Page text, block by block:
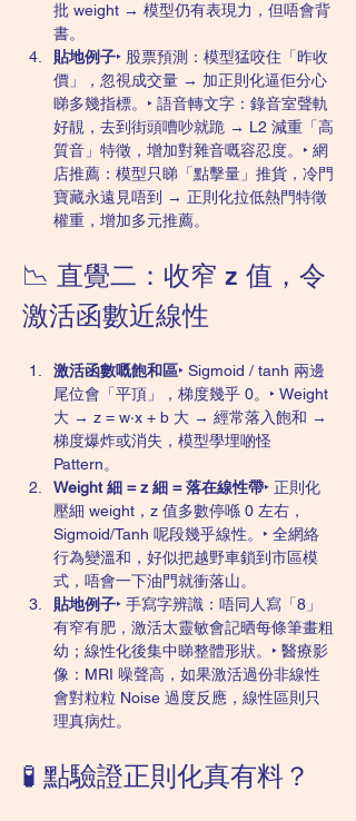
批 weight → 模型仍有表現力，但唔會背
書。
貼地例子‣ 股票預測：模型猛咬住「昨收
價」，忽視成交量 → 加正則化逼佢分心
睇多幾指標。‣ 語音轉文字：錄音室聲軌
好靚，去到街頭嘈吵就跪 → L2 減重「高
質音」特徵，增加對雜音嘅容忍度。‣ 網
店推薦：模型只睇「點擊量」推貨，冷門
寶藏永遠見唔到 → 正則化拉低熱門特徵
權重，增加多元推薦。
📉 直覺二：收窄 z 值，令
激活函數近線性
激活函數嘅飽和區‣ Sigmoid / tanh 兩邊
尾位會「平頂」，梯度幾乎 0。‣ Weight
大 → z = w·x + b 大 → 經常落入飽和 →
梯度爆炸或消失，模型學埋啲怪
Pattern。
Weight 細 = z 細 = 落在線性帶‣ 正則化
壓細 weight，z 值多數停喺 0 左右，
Sigmoid/Tanh 呢段幾乎線性。‣ 全網絡
行為變溫和，好似把越野車鎖到市區模
式，唔會一下油門就衝落山。
貼地例子‣ 手寫字辨識：唔同人寫「8」
有窄有肥，激活太靈敏會記晒每條筆畫粗
幼；線性化後集中睇整體形狀。‣ 醫療影
像：MRI 噪聲高，如果激活過份非線性
會對粒粒 Noise 過度反應，線性區則只
理真病灶。
🧪 點驗證正則化真有料？